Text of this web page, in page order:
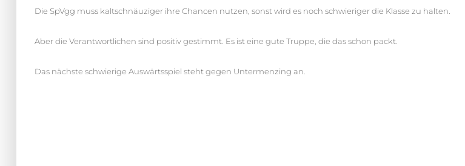
Die SpVgg muss kaltschnäuziger ihre Chancen nutzen, sonst wird es noch schwieriger die Klasse zu halten.
Aber die Verantwortlichen sind positiv gestimmt. Es ist eine gute Truppe, die das schon packt.
Das nächste schwierige Auswärtsspiel steht gegen Untermenzing an.